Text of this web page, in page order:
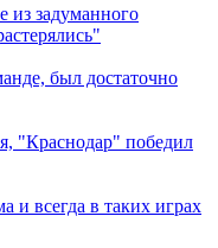
из задуманного
был достаточно
"Краснодар" победил
всегда в таких играх